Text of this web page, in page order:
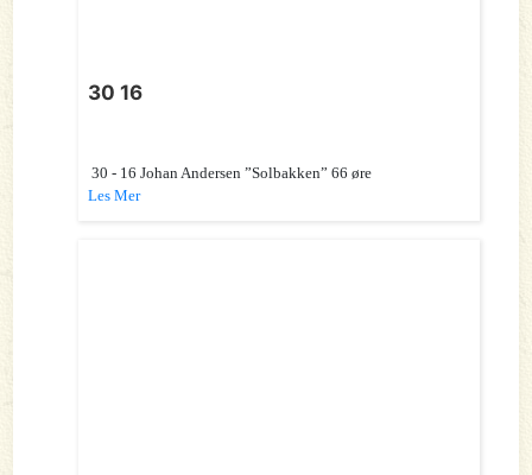
30 16
30 - 16 Johan Andersen ”Solbakken” 66 øre
Les Mer